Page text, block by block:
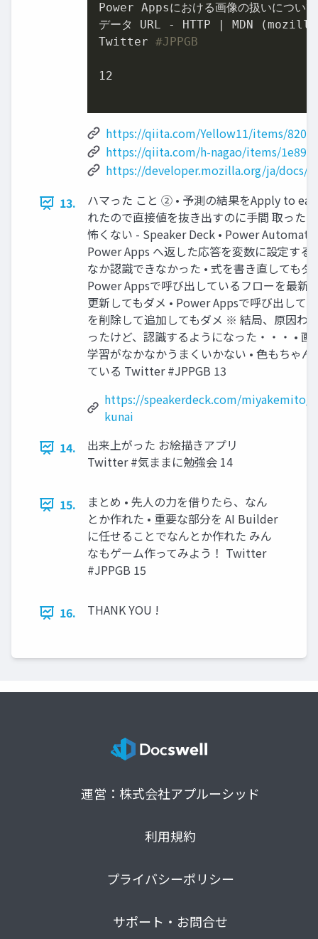
Power Appsにおける画像の扱いにつ
データ URL - HTTP | MDN
Twitter #JPPGB
12
https://qiita.com/Yellow11/items/
https://qiita.com/h-nagao/items/
https://developer.mozilla.org/ja/docs/
13.
ハマった こと ② • 予測の結果をApply to
れたので直接値を抜き出すのに手間 取った •
怖くない - Speaker Deck • Power Automate
Power Apps へ返した応答を変数に設定する
なか認識できなかった • 式を書き直してもダ
Power Appsで呼び出しているフローを最新
更新してもダメ • Power Appsで呼び出して
を削除して追加してもダメ ※ 結局、原因わ
ったけど、認識するようになった・・・ • 画
学習がなかなかうまくいかない • 色もちゃん
ている Twitter #JPPGB 13
https://speakerdeck.com/miyakemito/
kunai
14.
出来上がった お絵描きアプリ
Twitter #気ままに勉強会 14
15.
まとめ • 先人の力を借りたら、なん
とか作れた • 重要な部分を AI Builder
に任せることでなんとか作れた みん
なもゲーム作ってみよう！ Twitter
#JPPGB 15
16. THANK YOU !
運営：株式会社アプルーシッド
利用規約
プライバシーポリシー
サポート・お問合せ